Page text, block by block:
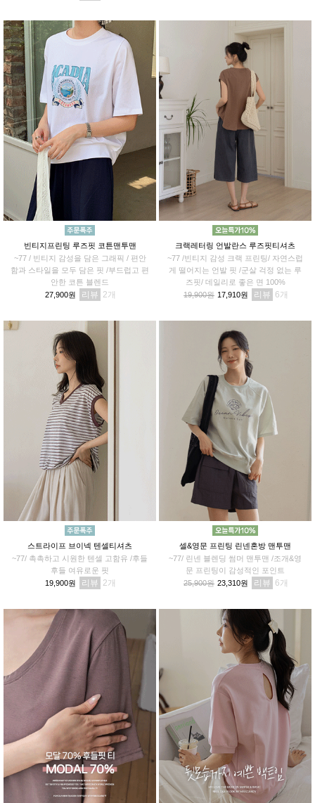
빈티지프린팅 루즈핏 코튼맨투맨
~77 / 빈티지 감성을 담은 그래픽 / 편안
함과 스타일을 모두 담은 핏 /부드럽고 편
안한 코튼 블렌드
27,900원
리뷰 2
크랙레터링 언발란스 루즈핏티셔츠
~77 /빈티지 감성 크랙 프린팅/ 자연스럽
게 떨어지는 언발 핏 /군살 걱정 없는 루
즈핏/ 데일리로 좋은 면 100%
19,900원 17,910원 리뷰 6
스트라이프 브이넥 텐셀티셔츠
~77/ 촉촉하고 시원한 텐셀 고함유 /후들
후들 여유로운 핏
19,900원
리뷰 2
셀&영문 프린팅 린넨혼방 맨투맨
~77/ 린넨 블렌딩 썸머 맨투맨 /조개&영
문 프린팅이 감성적인 포인트
25,900원 23,310원 리뷰 6